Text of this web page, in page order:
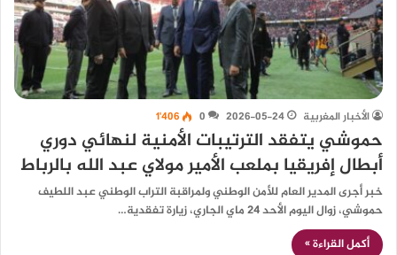
الأخبار المغربية 2026-05-24
0 1٬406
حموشي يتفقد الترتيبات الأمنية لنهائي دوري
أبطال إفريقيا بملعب الأمير مولاي عبد الله بالرباط
خبر أجرى المدير العام للأمن الوطني ولمراقبة التراب الوطني عبد اللطيف
حموشي، زوال اليوم الأحد 24 ماي الجاري، زيارة تفقدية…
أكمل القراءة »